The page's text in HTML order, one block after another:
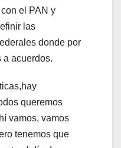
el PAN y
las
donde por
a acuerdos.
queremos
vamos, vamos
tenemos que